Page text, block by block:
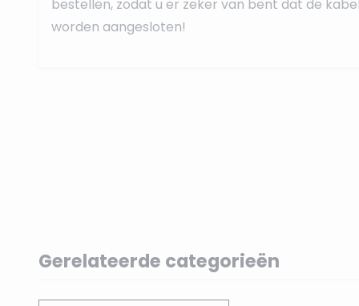
bestellen, zodat u er zeker van bent dat de
worden aangesloten!
Gerelateerde categorieën